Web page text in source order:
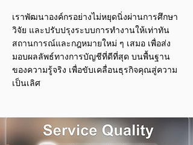
เราพัฒนาองค์กรอย่างไม่หยุดนิ่งผ่านการศึกษา
วิจัย และปรับปรุงระบบการทำงานให้เท่าทัน
สถานการณ์และกฎหมายใหม่ ๆ เสมอ เพื่อส่ง
มอบผลลัพธ์ทางการบัญชีที่ดีที่สุด บนพื้นฐาน
ของความรู้จริง เพื่อขับเคลื่อนธุรกิจคุณสู่ความ
เป็นเลิศ